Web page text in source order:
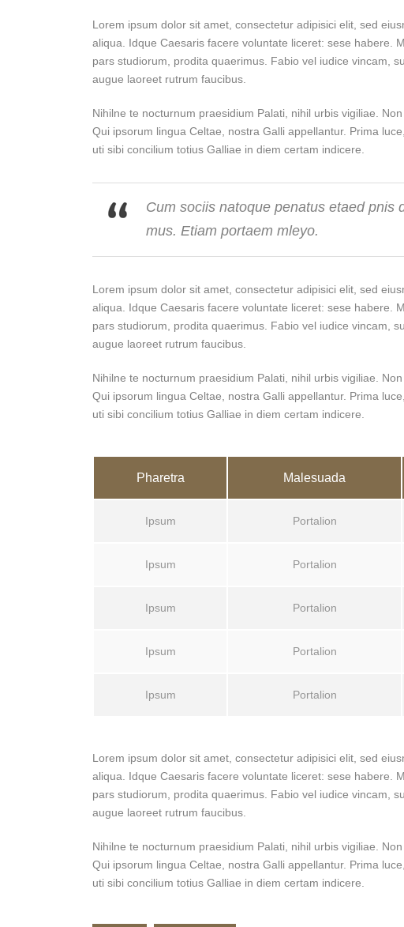
Lorem ipsum dolor sit amet, consectetur adipisici elit, sed
aliqua. Idque Caesaris facere voluntate liceret: sese habere.
pars studiorum, prodita quaerimus. Fabio vel iudice vincam,
augue laoreet rutrum faucibus.
Nihilne te nocturnum praesidium Palati, nihil urbis vigiliae.
Qui ipsorum lingua Celtae, nostra Galli appellantur. Prima
uti sibi concilium totius Galliae in diem certam indicere.
Cum sociis natoque penatus etaed pnis
mus. Etiam portaem mleyo.
Lorem ipsum dolor sit amet, consectetur adipisici elit, sed
aliqua. Idque Caesaris facere voluntate liceret: sese habere.
pars studiorum, prodita quaerimus. Fabio vel iudice vincam,
augue laoreet rutrum faucibus.
Nihilne te nocturnum praesidium Palati, nihil urbis vigiliae.
Qui ipsorum lingua Celtae, nostra Galli appellantur. Prima
uti sibi concilium totius Galliae in diem certam indicere.
Pharetra Malesuada
Ipsum Portalion
Ipsum Portalion
Ipsum Portalion
Ipsum Portalion
Ipsum Portalion
Lorem ipsum dolor sit amet, consectetur adipisici elit, sed
aliqua. Idque Caesaris facere voluntate liceret: sese habere.
pars studiorum, prodita quaerimus. Fabio vel iudice vincam,
augue laoreet rutrum faucibus.
Nihilne te nocturnum praesidium Palati, nihil urbis vigiliae.
Qui ipsorum lingua Celtae, nostra Galli appellantur. Prima
uti sibi concilium totius Galliae in diem certam indicere.